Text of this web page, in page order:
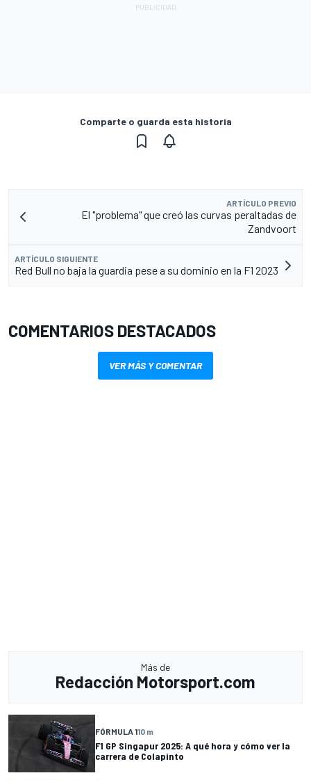
Comparte o guarda esta historia
ARTÍCULO PREVIO
El "problema" que creó las curvas peraltadas de
Zandvoort
ARTÍCULO SIGUIENTE
Red Bull no baja la guardia pese a su dominio en la F1 2023
COMENTARIOS DESTACADOS
VER MÁS Y COMENTAR
Más de
Redacción Motorsport.com
FÓRMULA 110 m
F1 GP Singapur 2025: A qué hora y cómo ver la
carrera de Colapinto